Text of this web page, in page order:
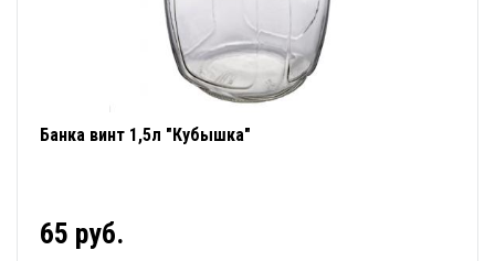
Банка винт 1,5л "Кубышка"
65 руб.